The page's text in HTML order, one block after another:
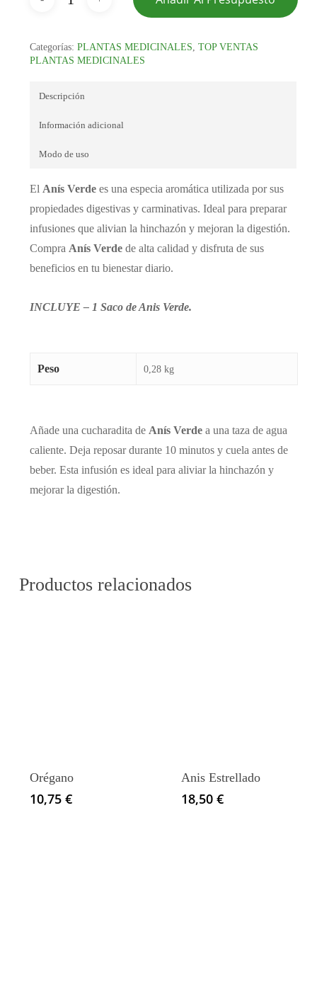
Categorías: PLANTAS MEDICINALES, TOP VENTAS
PLANTAS MEDICINALES
Descripción
Información adicional
Modo de uso
El Anís Verdees una especia aromática utilizada por sus
propiedades digestivas y carminativas. Ideal para preparar
infusiones que alivian la hinchazón y mejoran la digestión.
Compra Anís Verdede alta calidad y disfruta de sus
beneficios en tu bienestar diario.
INCLUYE – 1 Saco de Anis Verde.
Peso 0,28 kg
Añade una cucharadita de Anís Verdea una taza de agua
caliente. Deja reposar durante 10 minutos y cuela antes de
beber. Esta infusión es ideal para aliviar la hinchazón y
mejorar la digestión.
Productos relacionados
Orégano
10,75 €
Anis Estrellado
18,50 €